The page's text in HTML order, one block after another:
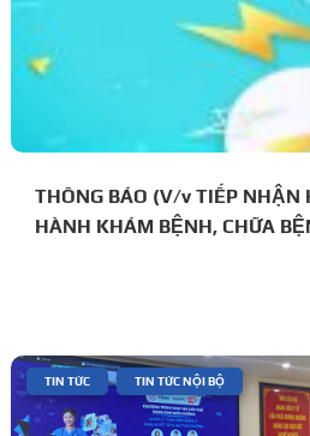
THÔNG BÁO (V/v TIẾP NHẬN
HÀNH KHÁM BỆNH, CHỮA
TIN TỨC TIN TỨC NỘI BỘ